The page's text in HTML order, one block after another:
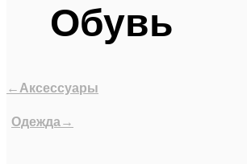
Обувь
←Аксессуары
Одежда→